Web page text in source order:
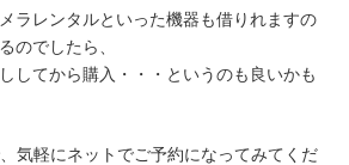
ラレンタルといった機器も借りれますの
のでしたら、
してから購入・・・というのも良いかも
気軽にネットでご予約になってみてくだ